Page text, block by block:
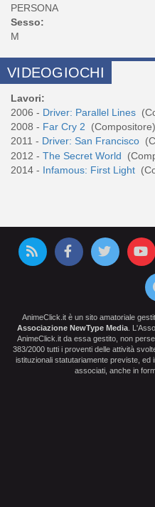
PERSONA
Sesso:
M
VIDEOGIOCHI
Lavori:
2006 - Driver: Parallel Lines
2008 - Far Cry 2
(Compositore)
2011 - Driver: San Francisco
2012 - The Secret World
2014 - Infamous: First Light
AnimeClick.it è un sito amatoriale
Associazione NewType Media .
AnimeClick.it da essa gestito, non
383/2000 tutti i proventi delle attività
istituzionali statutariamente previste,
associati, anche in